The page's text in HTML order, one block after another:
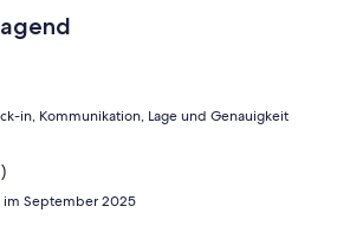
in, Kommunikation, Lage und Genauigkeit
im September 2025